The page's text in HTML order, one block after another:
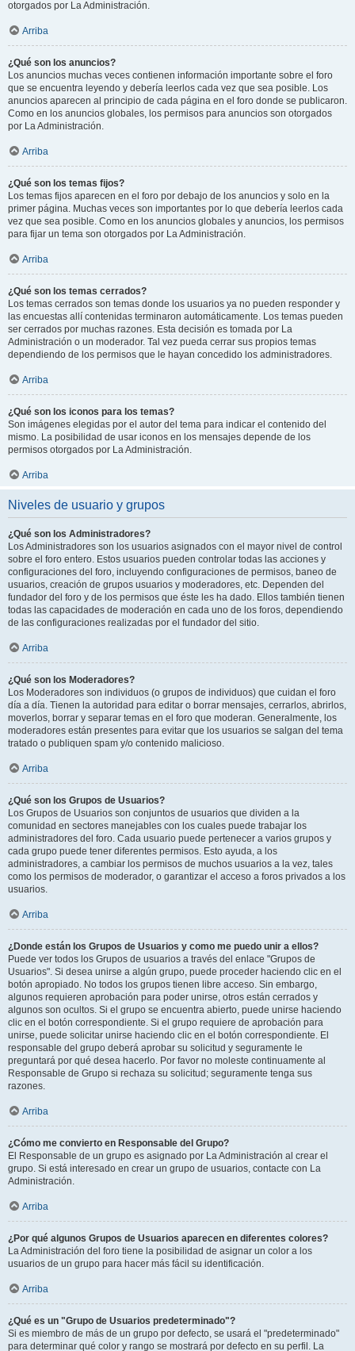
otorgados por La Administración.
Arriba
¿Qué son los anuncios?
Los anuncios muchas veces contienen información importante sobre el foro
que se encuentra leyendo y debería leerlos cada vez que sea posible. Los
anuncios aparecen al principio de cada página en el foro donde se publicaron.
Como en los anuncios globales, los permisos para anuncios son otorgados
por La Administración.
Arriba
¿Qué son los temas fijos?
Los temas fijos aparecen en el foro por debajo de los anuncios y solo en la
primer página. Muchas veces son importantes por lo que debería leerlos cada
vez que sea posible. Como en los anuncios globales y anuncios, los permisos
para fijar un tema son otorgados por La Administración.
Arriba
¿Qué son los temas cerrados?
Los temas cerrados son temas donde los usuarios ya no pueden responder y
las encuestas allí contenidas terminaron automáticamente. Los temas pueden
ser cerrados por muchas razones. Esta decisión es tomada por La
Administración o un moderador. Tal vez pueda cerrar sus propios temas
dependiendo de los permisos que le hayan concedido los administradores.
Arriba
¿Qué son los iconos para los temas?
Son imágenes elegidas por el autor del tema para indicar el contenido del
mismo. La posibilidad de usar iconos en los mensajes depende de los
permisos otorgados por La Administración.
Arriba
Niveles de usuario y grupos
¿Qué son los Administradores?
Los Administradores son los usuarios asignados con el mayor nivel de control
sobre el foro entero. Estos usuarios pueden controlar todas las acciones y
configuraciones del foro, incluyendo configuraciones de permisos, baneo de
usuarios, creación de grupos usuarios y moderadores, etc. Dependen del
fundador del foro y de los permisos que éste les ha dado. Ellos también tienen
todas las capacidades de moderación en cada uno de los foros, dependiendo
de las configuraciones realizadas por el fundador del sitio.
Arriba
¿Qué son los Moderadores?
Los Moderadores son individuos (o grupos de individuos) que cuidan el foro
día a día. Tienen la autoridad para editar o borrar mensajes, cerrarlos, abrirlos,
moverlos, borrar y separar temas en el foro que moderan. Generalmente, los
moderadores están presentes para evitar que los usuarios se salgan del tema
tratado o publiquen spam y/o contenido malicioso.
Arriba
¿Qué son los Grupos de Usuarios?
Los Grupos de Usuarios son conjuntos de usuarios que dividen a la
comunidad en sectores manejables con los cuales puede trabajar los
administradores del foro. Cada usuario puede pertenecer a varios grupos y
cada grupo puede tener diferentes permisos. Esto ayuda, a los
administradores, a cambiar los permisos de muchos usuarios a la vez, tales
como los permisos de moderador, o garantizar el acceso a foros privados a los
usuarios.
Arriba
¿Donde están los Grupos de Usuarios y como me puedo unir a ellos?
Puede ver todos los Grupos de usuarios a través del enlace "Grupos de
Usuarios". Si desea unirse a algún grupo, puede proceder haciendo clic en el
botón apropiado. No todos los grupos tienen libre acceso. Sin embargo,
algunos requieren aprobación para poder unirse, otros están cerrados y
algunos son ocultos. Si el grupo se encuentra abierto, puede unirse haciendo
clic en el botón correspondiente. Si el grupo requiere de aprobación para
unirse, puede solicitar unirse haciendo clic en el botón correspondiente. El
responsable del grupo deberá aprobar su solicitud y seguramente le
preguntará por qué desea hacerlo. Por favor no moleste continuamente al
Responsable de Grupo si rechaza su solicitud; seguramente tenga sus
razones.
Arriba
¿Cómo me convierto en Responsable del Grupo?
El Responsable de un grupo es asignado por La Administración al crear el
grupo. Si está interesado en crear un grupo de usuarios, contacte con La
Administración.
Arriba
¿Por qué algunos Grupos de Usuarios aparecen en diferentes colores?
La Administración del foro tiene la posibilidad de asignar un color a los
usuarios de un grupo para hacer más fácil su identificación.
Arriba
¿Qué es un "Grupo de Usuarios predeterminado"?
Si es miembro de más de un grupo por defecto, se usará el "predeterminado"
para determinar qué color y rango se mostrará por defecto en su perfil. La